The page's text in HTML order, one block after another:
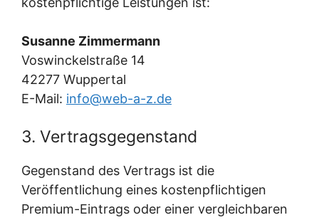
Susanne Zimmermann
Voswinckelstraße 14
42277 Wuppertal
E-Mail: info@web-a-z.de
3. Vertragsgegenstand
Gegenstand des Vertrags ist die
Veröffentlichung eines kostenpflichtigen
Premium-Eintrags oder einer vergleichbaren